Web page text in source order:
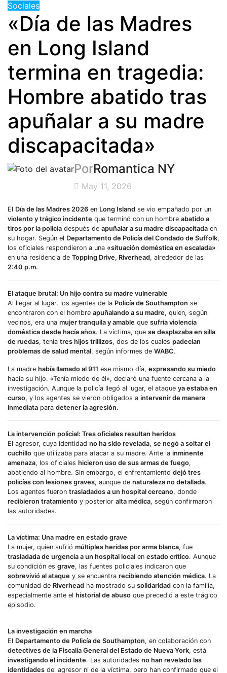
Sociales
«Día de las Madres
en Long Island
termina en tragedia:
Hombre abatido tras
apuñalar a su madre
discapacitada»
PorRomantica NY
May 11, 2026
El Día de las Madres 2026 en Long Island se vio empañado por un
violento y trágico incidente que terminó con un hombre abatido a
tiros por la policía después de apuñalar a su madre discapacitada en
su hogar. Según el Departamento de Policía del Condado de Suffolk,
los oficiales respondieron a una «situación doméstica en escalada»
en una residencia de Topping Drive, Riverhead, alrededor de las
2:40 p.m.
El ataque brutal: Un hijo contra su madre vulnerable
Al llegar al lugar, los agentes de la Policía de Southampton se
encontraron con el hombre apuñalando a su madre, quien, según
vecinos, era una mujer tranquila y amable que sufría violencia
doméstica desde hacía años. La víctima, que se desplazaba en silla
de ruedas, tenía tres hijos trillizos, dos de los cuales padecían
problemas de salud mental, según informes de WABC.
La madre había llamado al 911 ese mismo día, expresando su miedo
hacia su hijo. «Tenía miedo de él», declaró una fuente cercana a la
investigación. Aunque la policía llegó al lugar, el ataque ya estaba en
curso, y los agentes se vieron obligados a intervenir de manera
inmediata para detener la agresión.
La intervención policial: Tres oficiales resultan heridos
El agresor, cuya identidad no ha sido revelada, se negó a soltar el
cuchillo que utilizaba para atacar a su madre. Ante la inminente
amenaza, los oficiales hicieron uso de sus armas de fuego,
abatiendo al hombre. Sin embargo, el enfrentamiento dejó tres
policías con lesiones graves, aunque de naturaleza no detallada.
Los agentes fueron trasladados a un hospital cercano, donde
recibieron tratamiento y posterior alta médica, según confirmaron
las autoridades.
La víctima: Una madre en estado grave
La mujer, quien sufrió múltiples heridas por arma blanca, fue
trasladada de urgencia a un hospital local en estado crítico. Aunque
su condición es grave, las fuentes policiales indicaron que
sobrevivió al ataque y se encuentra recibiendo atención médica. La
comunidad de Riverhead ha mostrado su solidaridad con la familia,
especialmente ante el historial de abuso que precedió a este trágico
episodio.
La investigación en marcha
El Departamento de Policía de Southampton, en colaboración con
detectives de la Fiscalía General del Estado de Nueva York, está
investigando el incidente. Las autoridades no han revelado las
identidades del agresor ni de la víctima, pero han confirmado que el